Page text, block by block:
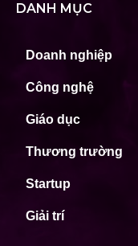
DANH MỤC
Doanh nghiệp
Công nghệ
Giáo dục
Thương trường
Startup
Giải trí